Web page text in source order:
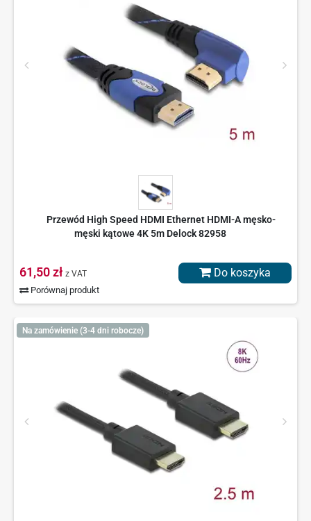
Przewód High Speed HDMI Ethernet HDMI-A męsko-
męski kątowe 4K 5m Delock 82958
61,50 zł z VAT
Porównaj produkt
Do koszyka
Na zamówienie (3-4 dni robocze)